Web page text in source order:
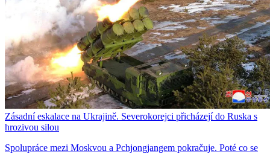
Zásadní eskalace na Ukrajině. Severokorejci přicházejí do Ruska s
hrozivou silou
Spolupráce mezi Moskvou a Pchjongjangem pokračuje. Poté co se